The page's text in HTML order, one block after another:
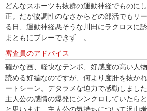
どんなスポーツも抜群の運動神経でものに
正。だが協調性のなさからどの部活でもリ
る日、運動神経悪そうな川田にラクロスに
まともにプレーできず…。
審査員のアドバイス
確かな画、軽快なテンポ、好感度の高い人
読める好編なのですが、何より度肝を抜か
ートシーン。デタラメな迫力で感動しまし
主人公の感情の爆発にシンクロしていたら
と思います。主人公の気持ちについて沢山